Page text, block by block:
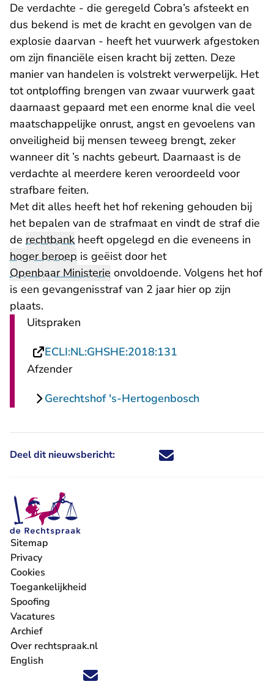
De verdachte - die geregeld Cobra’s afsteekt en
dus bekend is met de kracht en gevolgen van de
explosie daarvan - heeft het vuurwerk afgestoken
om zijn financiële eisen kracht bij zetten. Deze
manier van handelen is volstrekt verwerpelijk. Het
tot ontploffing brengen van zwaar vuurwerk gaat
daarnaast gepaard met een enorme knal die veel
maatschappelijke onrust, angst en gevoelens van
onveiligheid bij mensen teweeg brengt, zeker
wanneer dit ’s nachts gebeurt. Daarnaast is de
verdachte al meerdere keren veroordeeld voor
strafbare feiten.
Met dit alles heeft het hof rekening gehouden bij
het bepalen van de strafmaat en vindt de straf die
de rechtbank heeft opgelegd en die eveneens in
hoger beroep is geëist door het
Openbaar Ministerie onvoldoende. Volgens het hof
is een gevangenisstraf van 2 jaar hier op zijn
plaats.
Uitspraken
ECLI:NL:GHSHE:2018:131
Afzender
Gerechtshof 's-Hertogenbosch
Deel dit nieuwsbericht: Deel dit nieuwsbericht via X -
Deel dit nieuwsbericht via
Deel dit nieuwsbericht
Deel dit
Volg ons op X (Twitter) - U verlaat Rechtspraak.nl
Volg ons op Facebook - U verlaat Rechtspraak.nl
Volg ons op Instagram - U verlaat Rechtspraak.nl
Volg ons op Youtube - U verlaat Rechtspraak.nl
Volg ons op LinkedIn - U verlaat
'Blijf op de hoogte' nieuwsbrief - U verlaat
Sitemap
Privacy
Cookies
Toegankelijkheid
Spoofing
Vacatures
- U verlaat Rechtspraak.nl
Archief
Over rechtspraak.nl
English